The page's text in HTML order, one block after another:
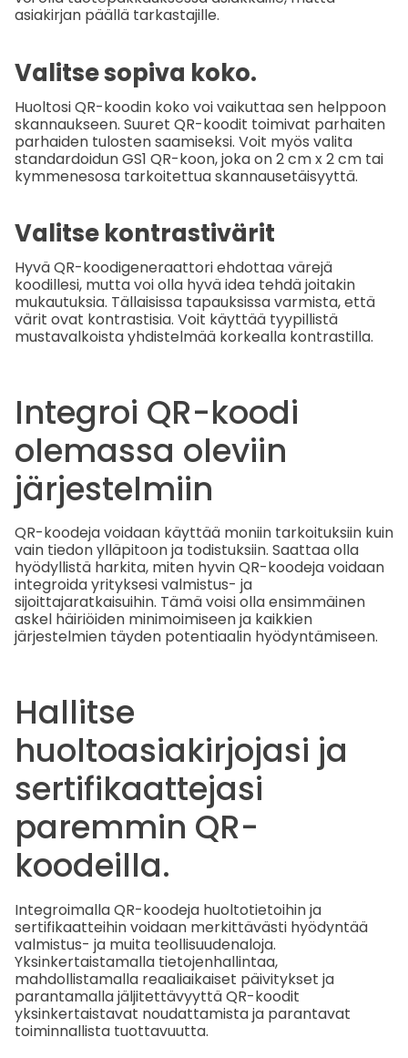
asiakirjan päällä tarkastajille.
Valitse sopiva koko.
Huoltosi QR-koodin koko voi vaikuttaa sen helppoon
skannaukseen. Suuret QR-koodit toimivat parhaiten
parhaiden tulosten saamiseksi. Voit myös valita
standardoidun GS1 QR-koon, joka on 2 cm x 2 cm tai
kymmenesosa tarkoitettua skannausetäisyyttä.
Valitse kontrastivärit
Hyvä QR-koodigeneraattori ehdottaa värejä
koodillesi, mutta voi olla hyvä idea tehdä joitakin
mukautuksia. Tällaisissa tapauksissa varmista, että
värit ovat kontrastisia. Voit käyttää tyypillistä
mustavalkoista yhdistelmää korkealla kontrastilla.
Integroi QR-koodi
olemassa oleviin
järjestelmiin
QR-koodeja voidaan käyttää moniin tarkoituksiin kuin
vain tiedon ylläpitoon ja todistuksiin. Saattaa olla
hyödyllistä harkita, miten hyvin QR-koodeja voidaan
integroida yrityksesi valmistus- ja
sijoittajaratkaisuihin. Tämä voisi olla ensimmäinen
askel häiriöiden minimoimiseen ja kaikkien
järjestelmien täyden potentiaalin hyödyntämiseen.
Hallitse
huoltoasiakirjojasi ja
sertifikaattejasi
paremmin QR-
koodeilla.
Integroimalla QR-koodeja huoltotietoihin ja
sertifikaatteihin voidaan merkittävästi hyödyntää
valmistus- ja muita teollisuudenaloja.
Yksinkertaistamalla tietojenhallintaa,
mahdollistamalla reaaliaikaiset päivitykset ja
parantamalla jäljitettävyyttä QR-koodit
yksinkertaistavat noudattamista ja parantavat
toiminnallista tuottavuutta.